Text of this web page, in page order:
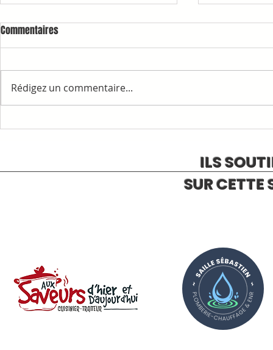
RAPPELS ET INFORMATIONS 1ère
Commentaires
Rédigez un commentaire...
ILS
SUR